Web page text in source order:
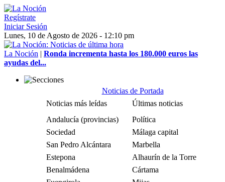
Regístrate
Iniciar Sesión
Lunes, 10 de Agosto de 2026 - 12:10 pm
La Noción | Ronda incrementa hasta los 180.000 euros las
ayudas del...
Noticias de Portada
Noticias más leídas
Últimas noticias
Andalucía (provincias)
Política
Sociedad
Málaga capital
San Pedro Alcántara
Marbella
Estepona
Alhaurín de la Torre
Benalmádena
Cártama